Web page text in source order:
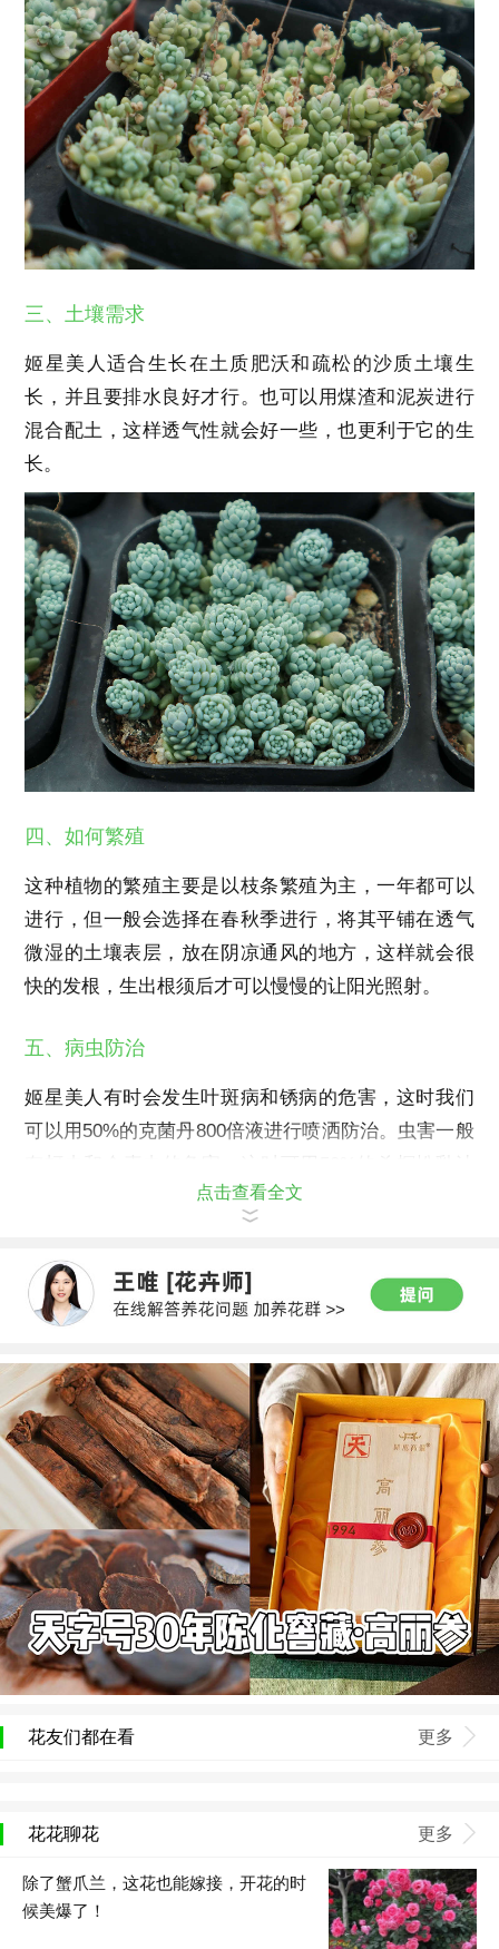
三、土壤需求
姬星美人适合生长在土质肥沃和疏松的沙质土壤生
长，并且要排水良好才行。也可以用煤渣和泥炭进行
混合配土，这样透气性就会好一些，也更利于它的生
长。
四、如何繁殖
这种植物的繁殖主要是以枝条繁殖为主，一年都可以
进行，但一般会选择在春秋季进行，将其平铺在透气
微湿的土壤表层，放在阴凉通风的地方，这样就会很
快的发根，生出根须后才可以慢慢的让阳光照射。
五、病虫防治
姬星美人有时会发生叶斑病和锈病的危害，这时我们
可以用50%的克菌丹800倍液进行喷洒防治。虫害一般
1500倍液进行喷杀。点击查看全文
花友们都在看 更多
花花聊花 更多
除了蟹爪兰，这花也能嫁接，开花的时
候美爆了！